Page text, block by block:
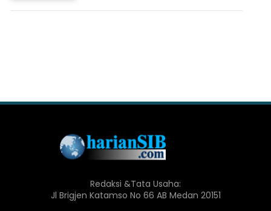
Redaksi &Tata Usaha:
Jl Brigjen Katamso No 66 AB Medan 20151